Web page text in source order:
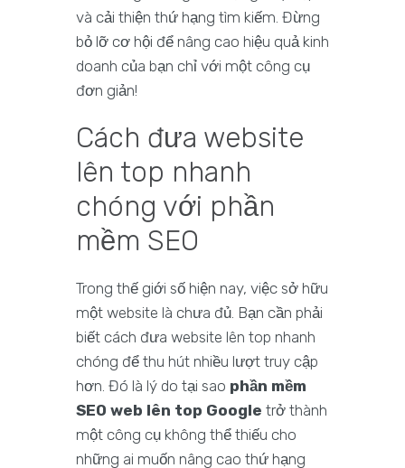
và cải thiện thứ hạng tìm kiếm. Đừng
bỏ lỡ cơ hội để nâng cao hiệu quả kinh
doanh của bạn chỉ với một công cụ
đơn giản!
Cách đưa website
lên top nhanh
chóng với phần
mềm SEO
Trong thế giới số hiện nay, việc sở hữu
một website là chưa đủ. Bạn cần phải
biết cách đưa website lên top nhanh
chóng để thu hút nhiều lượt truy cập
hơn. Đó là lý do tại sao phần mềm
SEO web lên top Google trở thành
một công cụ không thể thiếu cho
những ai muốn nâng cao thứ hạng